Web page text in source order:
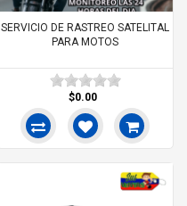
SERVICIO DE RASTREO SATELITAL
PARA MOTOS
$0.00